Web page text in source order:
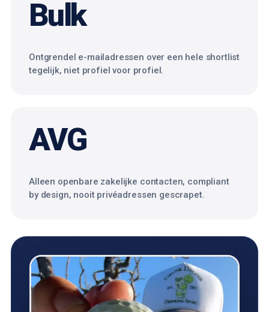
Bulk
Ontgrendel e-mailadressen over een hele shortlist
tegelijk, niet profiel voor profiel.
AVG
Alleen openbare zakelijke contacten, compliant
by design, nooit privéadressen gescrapet.